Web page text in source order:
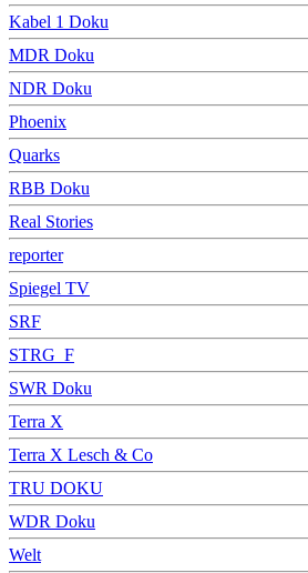
Kabel 1 Doku
MDR Doku
NDR Doku
Phoenix
Quarks
RBB Doku
Real Stories
reporter
Spiegel TV
SRF
STRG_F
SWR Doku
Terra X
Terra X Lesch & Co
TRU DOKU
WDR Doku
Welt